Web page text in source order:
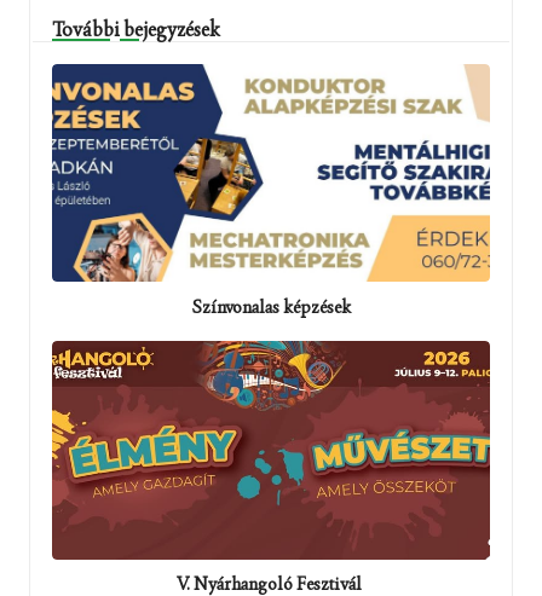
További bejegyzések
Színvonalas képzések
V. Nyárhangoló Fesztivál